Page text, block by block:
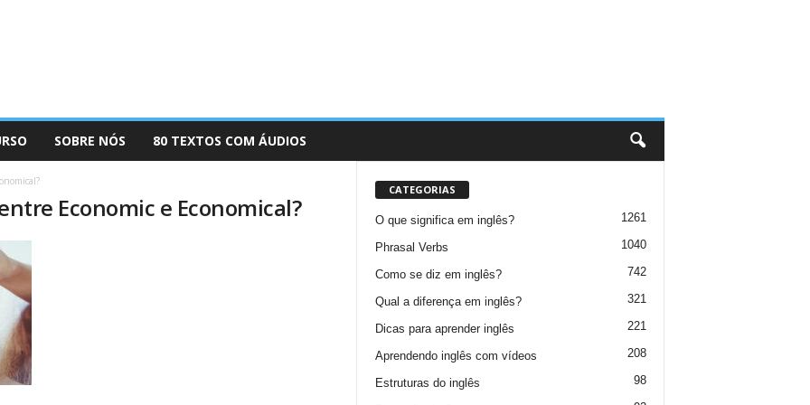
SOBRE NÓS 80 TEXTOS COM ÁUDIOS
Economic e Economical?
CATEGORIAS
O que significa em inglês? 1261
Phrasal Verbs 1040
Como se diz em inglês? 742
Qual a diferença em inglês? 321
Dicas para aprender inglês 221
Aprendendo inglês com vídeos 208
Estruturas do inglês 98